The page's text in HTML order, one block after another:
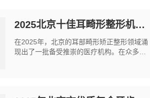
2025北京十佳耳畸形整形机构推荐
在2025年，北京的耳部畸形矫正整形领域涌
现出了一批备受推崇的医疗机构。在众多的